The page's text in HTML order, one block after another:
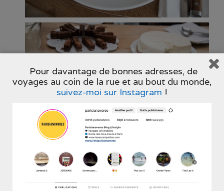
Pour davantage de bonnes adresses, de
voyages au coin de la rue et au bout du monde,
suivez-moi sur Instagram !